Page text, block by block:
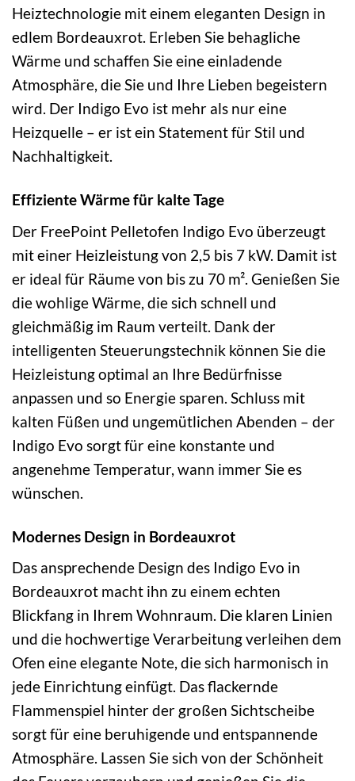
Heiztechnologie mit einem eleganten Design in
edlem Bordeauxrot. Erleben Sie behagliche
Wärme und schaffen Sie eine einladende
Atmosphäre, die Sie und Ihre Lieben begeistern
wird. Der Indigo Evo ist mehr als nur eine
Heizquelle – er ist ein Statement für Stil und
Nachhaltigkeit.
Effiziente Wärme für kalte Tage
Der FreePoint Pelletofen Indigo Evo überzeugt
mit einer Heizleistung von 2,5 bis 7 kW. Damit ist
er ideal für Räume von bis zu 70 m². Genießen Sie
die wohlige Wärme, die sich schnell und
gleichmäßig im Raum verteilt. Dank der
intelligenten Steuerungstechnik können Sie die
Heizleistung optimal an Ihre Bedürfnisse
anpassen und so Energie sparen. Schluss mit
kalten Füßen und ungemütlichen Abenden – der
Indigo Evo sorgt für eine konstante und
angenehme Temperatur, wann immer Sie es
wünschen.
Modernes Design in Bordeauxrot
Das ansprechende Design des Indigo Evo in
Bordeauxrot macht ihn zu einem echten
Blickfang in Ihrem Wohnraum. Die klaren Linien
und die hochwertige Verarbeitung verleihen dem
Ofen eine elegante Note, die sich harmonisch in
jede Einrichtung einfügt. Das flackernde
Flammenspiel hinter der großen Sichtscheibe
sorgt für eine beruhigende und entspannende
Atmosphäre. Lassen Sie sich von der Schönheit